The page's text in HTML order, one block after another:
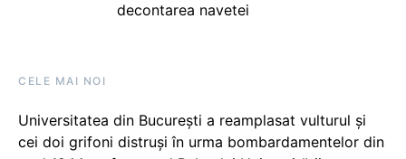
decontarea navetei
CELE MAI NOI
Universitatea din București a reamplasat vulturul și
cei doi grifoni distruși în urma bombardamentelor din